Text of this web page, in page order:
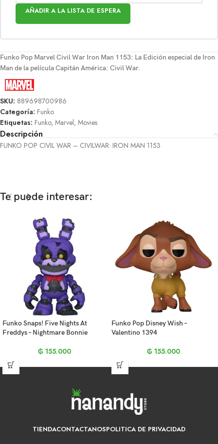
AÑADIR A LA LISTA DE ESPERA
Funko Pop Marvel Civil War Iron Man 1153: La Edición especial de Iron
Man de la película Capitán América: Civil War.
SKU: 889698700986
Categoría: Funko
Etiquetas: Funko, Marvel, Movies
Descripción
FUNKO POP CIVIL WAR – CIVILWAR: IRON MAN 1153
Te puede interesar:
Funko Snaps! Five Nights At
Freddys – Nightmare Bonnie
₲ 155.000
Funko Pop Disney Wish –
Valentino 1394
₲ 155.000
TIENDACONTACTANOSPOLITICA DE PRIVACIDAD